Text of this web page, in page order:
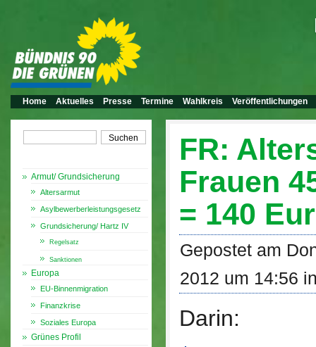
Home Aktuelles Presse Termine Wahlkreis Veröffentlichungen
Armut/ Grundsicherung
Altersarmut
Asylbewerberleistungsgesetz
Grundsicherung/ Hartz IV
Regelsatz
Sanktionen
Europa
EU-Binnenmigration
Finanzkrise
Soziales Europa
Grünes Profil
FR:
Frauen
= 140
Gepostet am
2012 um 14:56
Darin: